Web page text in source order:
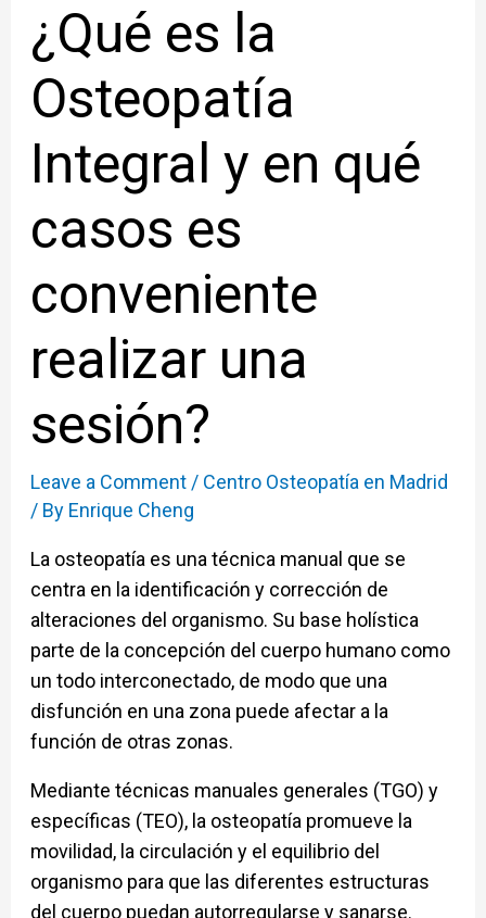
¿Qué es la
Osteopatía
Integral y en qué
casos es
conveniente
realizar una
sesión?
Leave a Comment / Centro Osteopatía en Madrid
/ By Enrique Cheng
La osteopatía es una técnica manual que se
centra en la identificación y corrección de
alteraciones del organismo. Su base holística
parte de la concepción del cuerpo humano como
un todo interconectado, de modo que una
disfunción en una zona puede afectar a la
función de otras zonas.
Mediante técnicas manuales generales (TGO) y
específicas (TEO), la osteopatía promueve la
movilidad, la circulación y el equilibrio del
organismo para que las diferentes estructuras
del cuerpo puedan autorregularse y sanarse.